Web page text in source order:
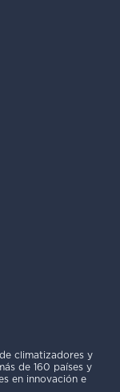
climatizadores y
de 160 países y
en innovación e